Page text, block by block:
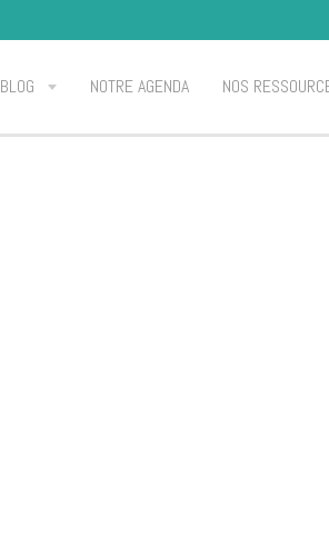
BLOG NOTRE AGENDA NOS